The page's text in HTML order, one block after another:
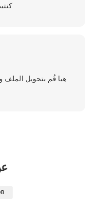
كنتيجة
هيا قُم بتحويل